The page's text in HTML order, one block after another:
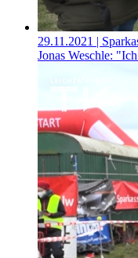
29.11.2021 |
Jonas Weschle: